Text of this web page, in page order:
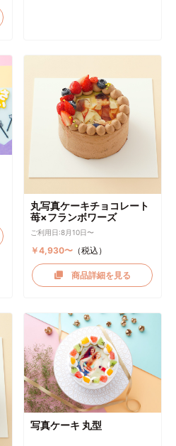
丸写真ケーキチョコレート
苺×フランボワーズ
ご利用日:8月10日〜
￥4,930〜 （税込）
商品詳細を見る
写真ケーキ 丸型